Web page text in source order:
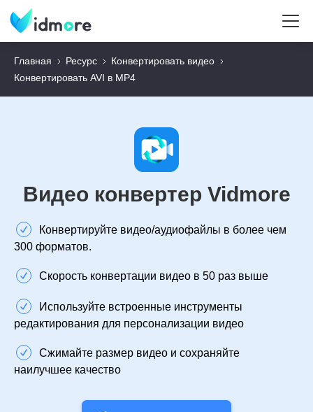
Главная Ресурс
Конвертировать видео
Конвертировать AVI в MP4
Видео конвертер Vidmore
Конвертируйте видео/аудиофайлы в более чем
300 форматов.
Скорость конвертации видео в 50 раз выше
Используйте встроенные инструменты
редактирования для персонализации видео
Сжимайте размер видео и сохраняйте
наилучшее качество